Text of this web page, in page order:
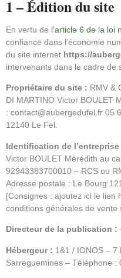
1 – Édition du site
En vertu de l’article 6 de la loi
confiance dans l’économie
du site internet https://
intervenants dans le cadre de
Propriétaire du site : RMV &
DI MARTINO Victor BOULET
: contact@aubergedufel.fr 05
12140 Le Fel.
Identification de l’entreprise
Victor BOULET Mérédith au
92943383700010 – RCS ou
Adresse postale : Le Bourg
[Consignes : ajoutez ici le lien
conditions générales de vente
Directeur de la publication :
Hébergeur : 1&1 / IONOS –
Sarreguemines – Téléphone :